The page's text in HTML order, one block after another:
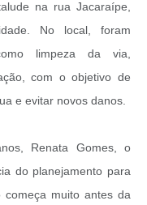
na rua Jacaraípe,
No local, foram
limpeza da via,
com o objetivo de
e evitar novos danos.
Renata Gomes, o
do planejamento para
começa muito antes da